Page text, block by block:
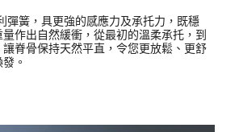
彈簧，具更強的感應力及承托力，既穩
作出自然緩衝，從最初的溫柔承托，到
脊骨保持天然平直，令您更放鬆、更舒
。